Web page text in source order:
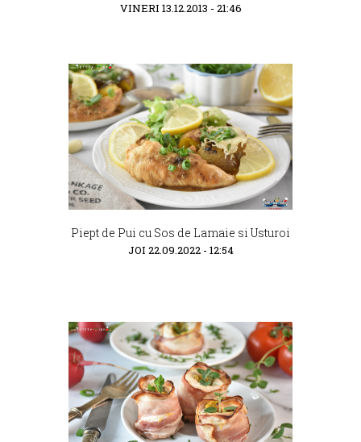
VINERI 13.12.2013 - 21:46
Piept de Pui cu Sos de Lamaie si Usturoi
JOI 22.09.2022 - 12:54